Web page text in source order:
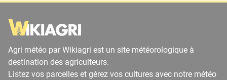
Agri météo par Wikiagri est un site météorologique à
destination des agriculteurs.
Listez vos parcelles et gérez vos cultures avec notre météo